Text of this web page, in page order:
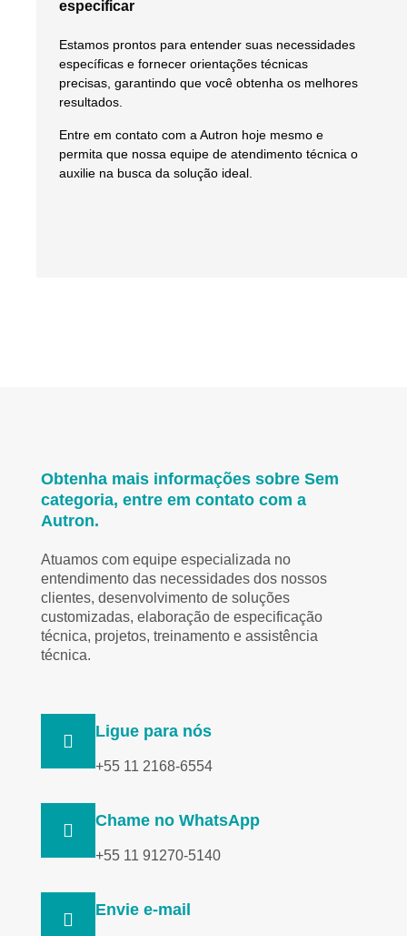
especificar
Estamos prontos para entender suas necessidades
específicas e fornecer orientações técnicas
precisas, garantindo que você obtenha os melhores
resultados.
Entre em contato com a Autron hoje mesmo e
permita que nossa equipe de atendimento técnica o
auxilie na busca da solução ideal.
Obtenha mais informações sobre Sem
categoria, entre em contato com a
Autron.
Atuamos com equipe especializada no
entendimento das necessidades dos nossos
clientes, desenvolvimento de soluções
customizadas, elaboração de especificação
técnica, projetos, treinamento e assistência
técnica.
Ligue para nós
+55 11 2168-6554
Chame no WhatsApp
+55 11 91270-5140
Envie e-mail